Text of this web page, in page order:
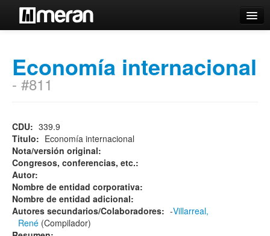
Búsqueda Avanzada
Estantes Virtuales
Contacto
Iniciar sesión
Economía internacional
- #811
CDU: 339.9
Titulo: Economía internacional
Nota/versión original:
Congresos, conferencias, etc.:
Autor:
Nombre de entidad corporativa:
Nombre de entidad adicional:
Autores secundarios/Colaboradores: -Villarreal,
René (Compilador)